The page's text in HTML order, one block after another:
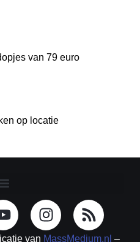
van 79 euro
op locatie
van MassMedium.nl –